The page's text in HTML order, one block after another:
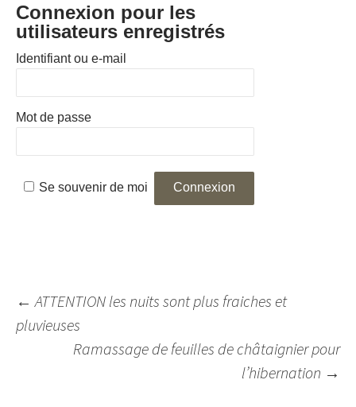
Connexion pour les
utilisateurs enregistrés
Identifiant ou e-mail
Mot de passe
Se souvenir de moi
Navigation
des
← ATTENTION les nuits sont plus fraiches et
pluvieuses
Ramassage de feuilles de châtaignier pour
l’hibernation →